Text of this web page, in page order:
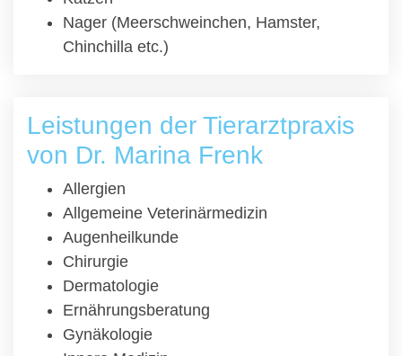
Nager (Meerschweinchen, Hamster,
Chinchilla etc.)
Leistungen der Tierarztpraxis
von Dr. Marina Frenk
Allergien
Allgemeine Veterinärmedizin
Augenheilkunde
Chirurgie
Dermatologie
Ernährungsberatung
Gynäkologie